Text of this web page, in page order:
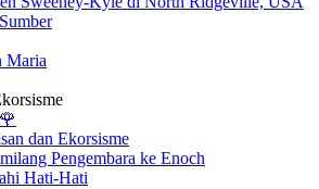
Maria
🌹
dan Ekorsisme
Pengembara ke Enoch
Hati-Hati